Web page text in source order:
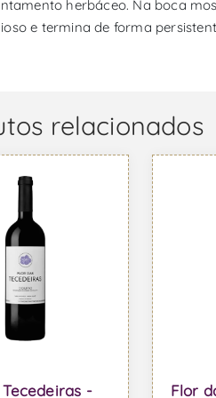
herbáceo. Na boca
e termina de forma
relacionados
-
Flor